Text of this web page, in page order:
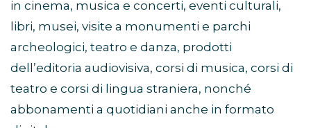
in cinema, musica e concerti, eventi culturali,
libri, musei, visite a monumenti e parchi
archeologici, teatro e danza, prodotti
dell’editoria audiovisiva, corsi di musica, corsi di
teatro e corsi di lingua straniera, nonché
abbonamenti a quotidiani anche in formato